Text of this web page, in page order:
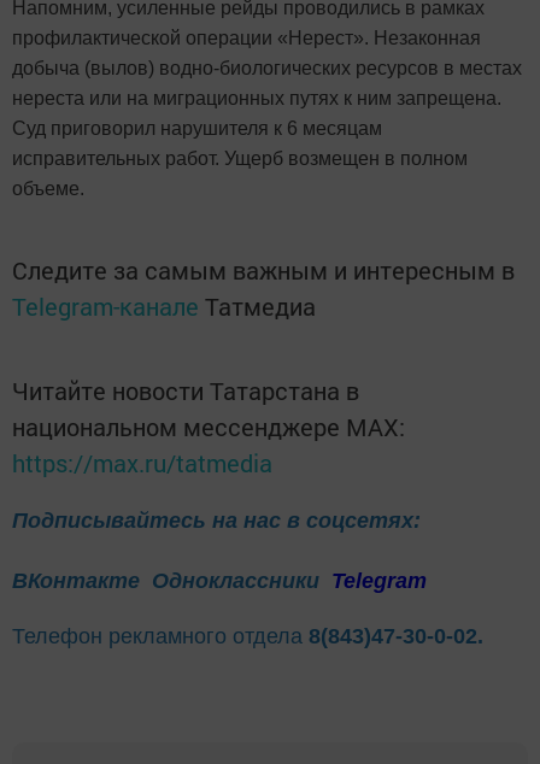
Напомним, усиленные рейды проводились в рамках
профилактической операции «Нерест». Незаконная
добыча (вылов) водно-биологических ресурсов в местах
нереста или на миграционных путях к ним запрещена.
Суд приговорил нарушителя к 6 месяцам
исправительных работ. Ущерб возмещен в полном
объеме.
Следите за самым важным и интересным в
Telegram-канале Татмедиа
Читайте новости Татарстана в
национальном мессенджере MАХ:
https://max.ru/tatmedia
Подписывайтесь на нас в соцсетях:
ВКонтакте Одноклассники Telegram
Телефон рекламного отдела 8(843)47-30-0-02.